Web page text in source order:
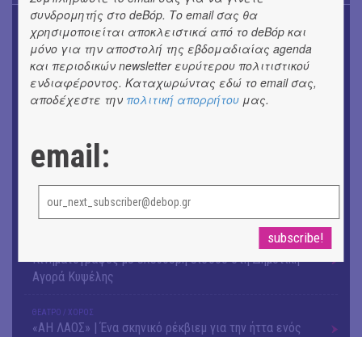
OUTDΟORS
4ο Pig Floyd – The Dark Side of the Γρουν | Οι Pink
Floyd συναντούν… τη γουρνοπούλα
ΜΟΥΣΙΚΗ
16o Samos Young Artists Festival
ANILIO PARK FESTIVAL 2026
Το 6ο Kournos Music Festival στη Λήμνο
Κινηματογράφος με ελεύθερη είσοδο στη Δημοτική
Αγορά Κυψέλης
ΘΕΑΤΡΟ / ΧΟΡΟΣ
«ΑΗ ΛΑΟΣ» | Ένα σκηνικό ρέκβιεμ για την ήττα ενός
συνδρομητής στο deBόp. Το email σας θα
χρησιμοποιείται αποκλειστικά από το deBόp και
μόνο για την αποστολή της εβδομαδιαίας agenda
και περιοδικών newsletter ευρύτερου πολιτιστικού
ενδιαφέροντος. Καταχωρώντας εδώ το email σας,
αποδέχεστε την πολιτική απορρήτου μας.
email: